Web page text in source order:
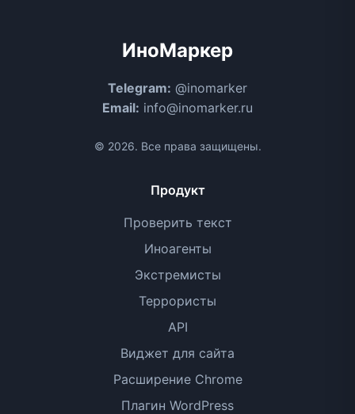
ИноМаркер
Telegram: @inomarker
Email: info@inomarker.ru
© 2026. Все права защищены.
Продукт
Проверить текст
Иноагенты
Экстремисты
Террористы
API
Виджет для сайта
Расширение Chrome
Плагин WordPress